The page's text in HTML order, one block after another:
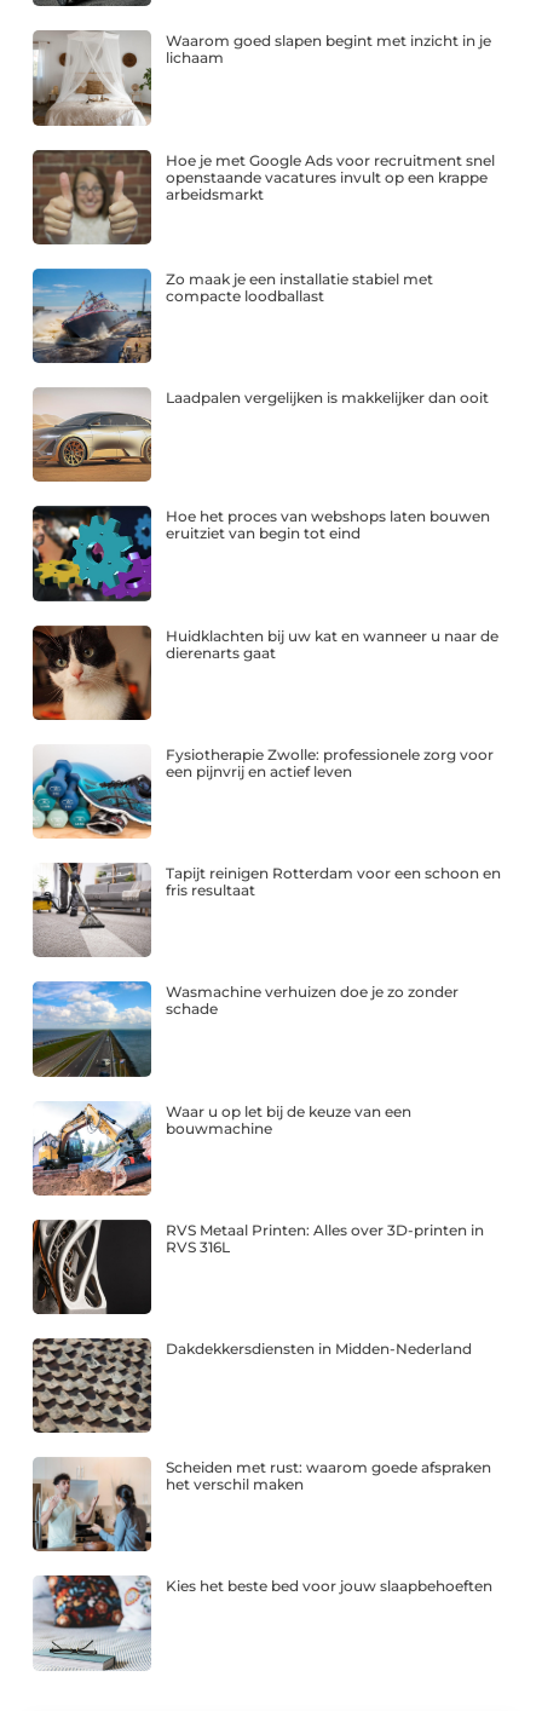
Waarom goed slapen begint met inzicht in je
lichaam
Hoe je met Google Ads voor recruitment snel
openstaande vacatures invult op een krappe
arbeidsmarkt
Zo maak je een installatie stabiel met
compacte loodballast
Laadpalen vergelijken is makkelijker dan ooit
Hoe het proces van webshops laten bouwen
eruitziet van begin tot eind
Huidklachten bij uw kat en wanneer u naar de
dierenarts gaat
Fysiotherapie Zwolle: professionele zorg voor
een pijnvrij en actief leven
Tapijt reinigen Rotterdam voor een schoon en
fris resultaat
Wasmachine verhuizen doe je zo zonder
schade
Waar u op let bij de keuze van een
bouwmachine
RVS Metaal Printen: Alles over 3D-printen in
RVS 316L
Dakdekkersdiensten in Midden-Nederland
Scheiden met rust: waarom goede afspraken
het verschil maken
Kies het beste bed voor jouw slaapbehoeften